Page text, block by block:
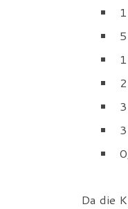
Da die